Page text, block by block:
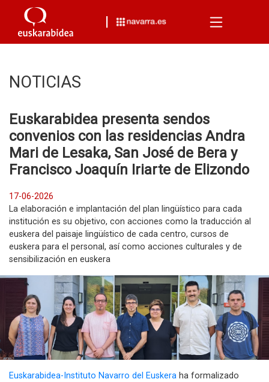
Menu
NOTICIAS
Euskarabidea presenta sendos
convenios con las residencias Andra
Mari de Lesaka, San José de Bera y
Francisco Joaquín Iriarte de Elizondo
17-06-2026
La elaboración e implantación del plan lingüístico para cada
institución es su objetivo, con acciones como la traducción al
euskera del paisaje lingüístico de cada centro, cursos de
euskera para el personal, así como acciones culturales y de
sensibilización en euskera
Euskarabidea-Instituto Navarro del Euskera ha formalizado